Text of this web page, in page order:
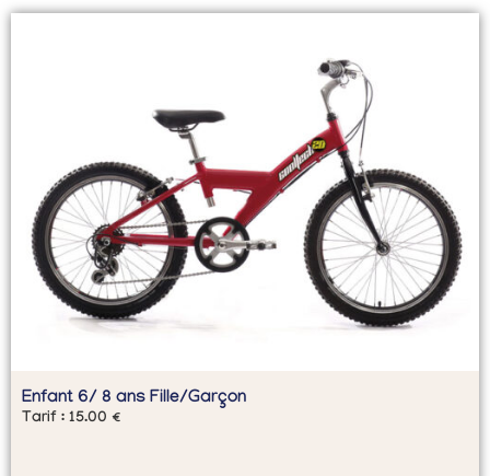
Enfant 6/ 8 ans Fille/Garçon
Tarif : 15.00 €